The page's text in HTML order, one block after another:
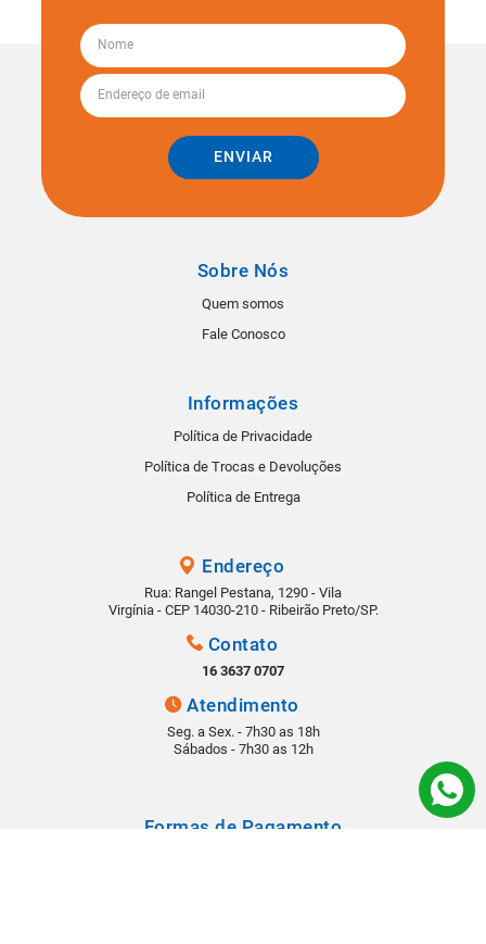
ENVIAR
Sobre Nós
Quem somos
Fale Conosco
Informações
Política de Privacidade
Política de Trocas e Devoluções
Política de Entrega
Endereço
Rua: Rangel Pestana, 1290 - Vila
Virgínia - CEP 14030-210 - Ribeirão Preto/SP.
Contato
16 3637 0707
Atendimento
Seg. a Sex. - 7h30 as 18h
Sábados - 7h30 as 12h
Formas de Pagamento